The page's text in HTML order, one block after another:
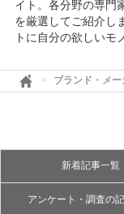
イト。各分野の専門
を厳選してご紹介し
トに自分の欲しいモ
ブランド・メ
新着記事一覧
アンケート・調査の